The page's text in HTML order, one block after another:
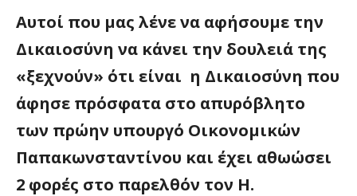
Αυτοί που μας λένε να αφήσουμε την
Δικαιοσύνη να κάνει την δουλειά της
«ξεχνούν» ότι είναι η Δικαιοσύνη που
άφησε πρόσφατα στο απυρόβλητο
των πρώην υπουργό Οικονομικών
Παπακωνσταντίνου και έχει αθωώσει
2 φορές στο παρελθόν τον Η.